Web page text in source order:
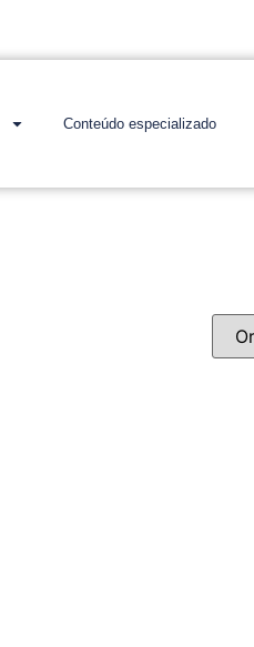
Conteúdo especializado